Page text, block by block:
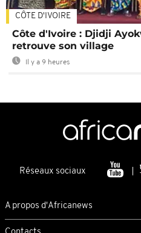
CÔTE D'IVOIRE
Côte d'Ivoire : Djidji
retrouve son village
Il y a 9 heures
Réseaux sociaux
A propos d'Africanews